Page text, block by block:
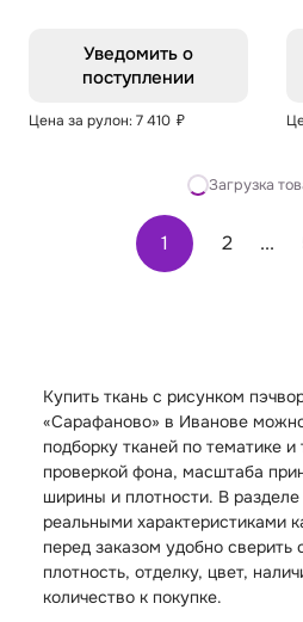
Уведомить о
поступлении
Цена за рулон: 7 410 ₽
Загрузка
1 2 ...
Купить ткань с рисунком
«Сарафаново» в Иванове
подборку тканей по тематике и
проверкой фона, масштаба
ширины и плотности. В
реальными характеристиками
перед заказом удобно сверить
плотность, отделку, цвет,
количество к покупке.